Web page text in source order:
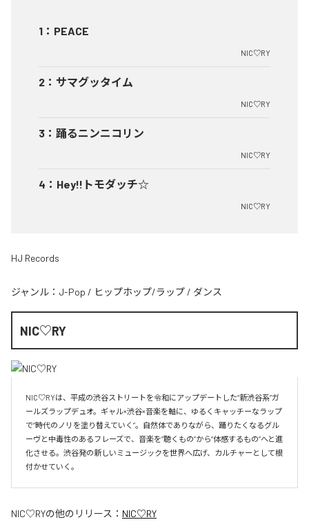
1 ： PEACE
NIC♡RY
2 ： サマグッタイム
NIC♡RY
3 ： 踊るニンニコリン
NIC♡RY
4 ： Hey!!トモダッチ☆
NIC♡RY
HJ Records
ジャンル： J-Pop / ヒップホップ/ラップ / ダンス
NIC♡RY
NIC♡RYは、平成の渋谷ストリートを令和にアップデートした“新渋谷系”ガ
ールズラップデュオ。ギャル×渋谷×音楽を軸に、ゆるくキャッチーなラップ
で“時代のノリを塗り替えていく”。自然体でありながら、踊りたくなるグル
ーヴと中毒性のあるフレーズで、音楽を“聴くもの”から“体感するもの”へと進
化させる。渋谷発の新しいミュージックを世界へ広げ、カルチャーとして根
付かせていく。
NIC♡RYの他のリリース： NIC♡RY